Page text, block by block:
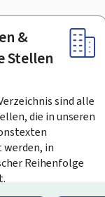
&
Stellen
sind alle
die in unseren
in
Reihenfolge